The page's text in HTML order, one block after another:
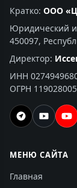
Кратко: ООО
Юридический и
450097,
Директор:
ИНН
ОГРН
МЕНЮ САЙТА
Главная